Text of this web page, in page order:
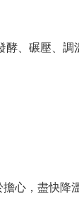
、碾壓、
心，盡快